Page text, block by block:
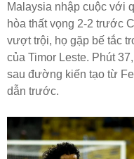
Malaysia nhập cuộc với
hòa thất vọng 2-2 trước
vượt trội, họ gặp bế tắc
của Timor Leste. Phút
sau đường kiến tạo từ
dẫn trước.